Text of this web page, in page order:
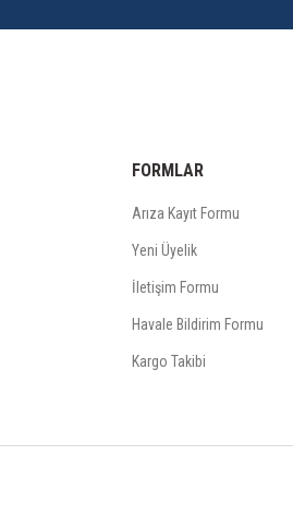
FORMLAR
Arıza Kayıt Formu
Yeni Üyelik
İletişim Formu
Havale Bildirim Formu
Kargo Takibi